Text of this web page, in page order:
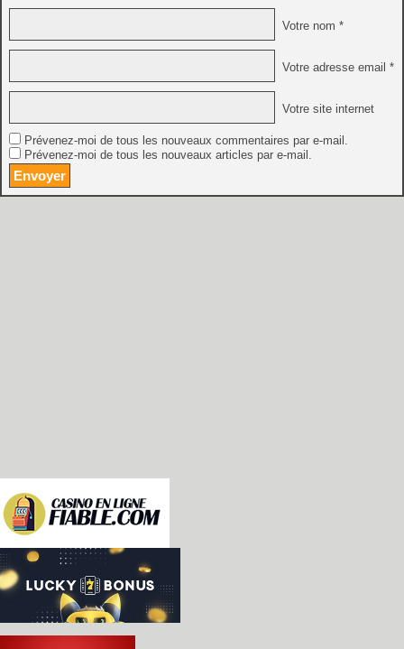
Votre nom *
Votre adresse email *
Votre site internet
Prévenez-moi de tous les nouveaux commentaires par e-mail.
Prévenez-moi de tous les nouveaux articles par e-mail.